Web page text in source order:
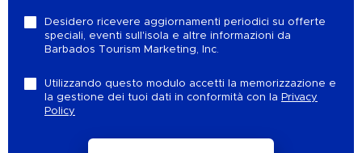
Desidero ricevere aggiornamenti periodici su offerte
speciali, eventi sull'isola e altre informazioni da
Barbados Tourism Marketing, Inc.
Utilizzando questo modulo accetti la memorizzazione e
la gestione dei tuoi dati in conformità con la Privacy
Policy